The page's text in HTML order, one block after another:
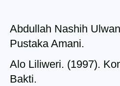
Abdullah Nashih
Pustaka Amani.
Alo Liliweri. (1997).
Bakti.